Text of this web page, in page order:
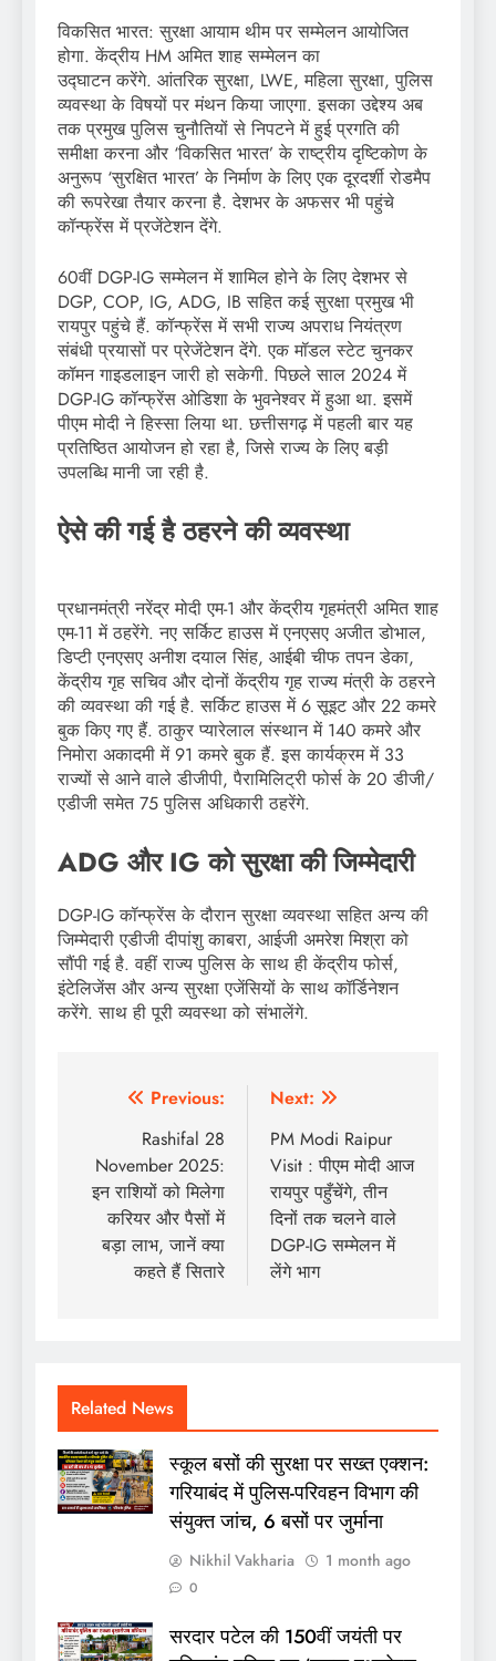
विकसित भारत: सुरक्षा आयाम थीम पर सम्मेलन आयोजित
होगा. केंद्रीय HM अमित शाह सम्मेलन का
उद्घाटन करेंगे. आंतरिक सुरक्षा, LWE, महिला सुरक्षा, पुलिस
व्यवस्था के विषयों पर मंथन किया जाएगा. इसका उद्देश्य अब
तक प्रमुख पुलिस चुनौतियों से निपटने में हुई प्रगति की
समीक्षा करना और ‘विकसित भारत’ के राष्ट्रीय दृष्टिकोण के
अनुरूप ‘सुरक्षित भारत’ के निर्माण के लिए एक दूरदर्शी रोडमैप
की रूपरेखा तैयार करना है. देशभर के अफसर भी पहुंचे
कॉन्फ्रेंस में प्रजेंटेशन देंगे.
60वीं DGP-IG सम्मेलन में शामिल होने के लिए देशभर से
DGP, COP, IG, ADG, IB सहित कई सुरक्षा प्रमुख भी
रायपुर पहुंचे हैं. कॉन्फ्रेंस में सभी राज्य अपराध नियंत्रण
संबंधी प्रयासों पर प्रेजेंटेशन देंगे. एक मॉडल स्टेट चुनकर
कॉमन गाइडलाइन जारी हो सकेगी. पिछले साल 2024 में
DGP-IG कॉन्फ्रेंस ओडिशा के भुवनेश्वर में हुआ था. इसमें
पीएम मोदी ने हिस्सा लिया था. छत्तीसगढ़ में पहली बार यह
प्रतिष्ठित आयोजन हो रहा है, जिसे राज्य के लिए बड़ी
उपलब्धि मानी जा रही है.
ऐसे की गई है ठहरने की व्यवस्था
प्रधानमंत्री नरेंद्र मोदी एम-1 और केंद्रीय गृहमंत्री अमित शाह
एम-11 में ठहरेंगे. नए सर्किट हाउस में एनएसए अजीत डोभाल,
डिप्टी एनएसए अनीश दयाल सिंह, आईबी चीफ तपन डेका,
केंद्रीय गृह सचिव और दोनों केंद्रीय गृह राज्य मंत्री के ठहरने
की व्यवस्था की गई है. सर्किट हाउस में 6 सूइट और 22 कमरे
बुक किए गए हैं. ठाकुर प्यारेलाल संस्थान में 140 कमरे और
निमोरा अकादमी में 91 कमरे बुक हैं. इस कार्यक्रम में 33
राज्यों से आने वाले डीजीपी, पैरामिलिट्री फोर्स के 20 डीजी/
एडीजी समेत 75 पुलिस अधिकारी ठहरेंगे.
ADG और IG को सुरक्षा की जिम्मेदारी
DGP-IG कॉन्फ्रेंस के दौरान सुरक्षा व्यवस्था सहित अन्य की
जिम्मेदारी एडीजी दीपांशु काबरा, आईजी अमरेश मिश्रा को
सौंपी गई है. वहीं राज्य पुलिस के साथ ही केंद्रीय फोर्स,
इंटेलिजेंस और अन्य सुरक्षा एजेंसियों के साथ कॉर्डिनेशन
करेंगे. साथ ही पूरी व्यवस्था को संभालेंगे.
Post
navigation
Previous:
Rashifal 28
November 2025:
इन राशियों को मिलेगा
करियर और पैसों में
बड़ा लाभ, जानें क्या
कहते हैं सितारे
Next:
PM Modi Raipur
Visit : पीएम मोदी आज
रायपुर पहुँचेंगे, तीन
दिनों तक चलने वाले
DGP-IG सम्मेलन में
लेंगे भाग
Related News
स्कूल बसों की सुरक्षा पर सख्त एक्शन:
गरियाबंद में पुलिस-परिवहन विभाग की
संयुक्त जांच, 6 बसों पर जुर्माना
Nikhil Vakharia 1 month ago
0
सरदार पटेल की 150वीं जयंती पर